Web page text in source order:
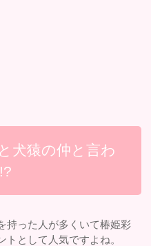
犬猿の仲と言わ
持った人が多くいて椿姫彩
として人気ですよね。